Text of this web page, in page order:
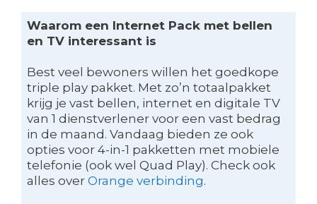
Waarom een Internet Pack met bellen
en TV interessant is
Best veel bewoners willen het goedkope
triple play pakket. Met zo’n totaalpakket
krijg je vast bellen, internet en digitale TV
van 1 dienstverlener voor een vast bedrag
in de maand. Vandaag bieden ze ook
opties voor 4-in-1 pakketten met mobiele
telefonie (ook wel Quad Play). Check ook
alles over Orange verbinding.